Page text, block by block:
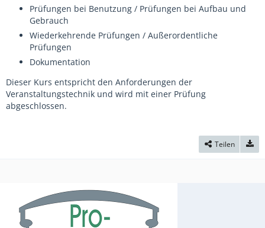
Prüfungen bei Benutzung / Prüfungen bei Aufbau und
Gebrauch
Wiederkehrende Prüfungen / Außerordentliche
Prüfungen
Dokumentation
Dieser Kurs entspricht den Anforderungen der
Veranstaltungstechnik und wird mit einer Prüfung
abgeschlossen.
Teilen